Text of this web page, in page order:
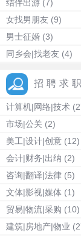
结伴出游 (7)
女找男朋友 (9)
男士征婚 (3)
同乡会|找老友 (4)
招聘求职
计算机|网络|技术
市场|公关 (2)
美工|设计|创意 (12)
会计|财务|出纳 (2)
咨询|翻译|法律 (5)
文体|影视|媒体 (1)
贸易|物流|采购 (10)
建筑|房地产|物业